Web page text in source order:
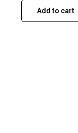
Add to cart